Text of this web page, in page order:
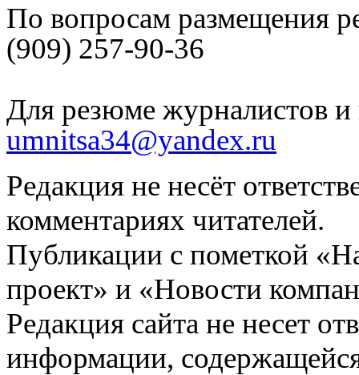
По вопросам размещения
(909) 257-90-36
Для резюме журналистов и
umnitsa34@yandex.ru
Редакция не несёт
комментариях читателей.
Публикации с пометкой
проект» и «Новости
Редакция сайта не несет
информации,